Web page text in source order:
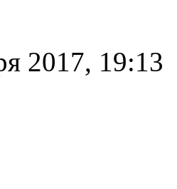
2017, 19:13